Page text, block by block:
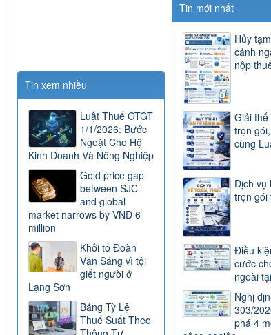
Tin mới nhất
Hủy
cảnh
nộp
Giải
trọn
cùng
Dịch vụ
trọn gói
Điều
cước
ngoài
Nghị
303/
phá 4
Tin xem nhiều
Luật Thuế GTGT
1/1/2026: Bước
Ngoặt Cho Hộ
Kinh Doanh Và Nông Nghiệp
Gold price gap
between SJC
and global
market narrows by VND 6
million
Khởi tố Đoàn
Văn Sáng vì tội
giết người ở
Lạng Sơn
Bảng Tỷ Lệ
Thuế Suất Theo